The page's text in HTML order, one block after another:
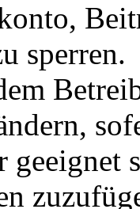
sperren.
geeignet